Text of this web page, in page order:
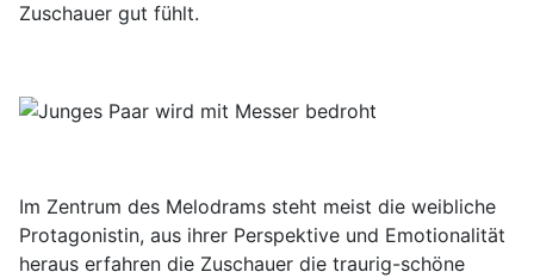
Zuschauer gut fühlt.
Im Zentrum des Melodrams steht meist die weibliche
Protagonistin, aus ihrer Perspektive und Emotionalität
heraus erfahren die Zuschauer die traurig-schöne